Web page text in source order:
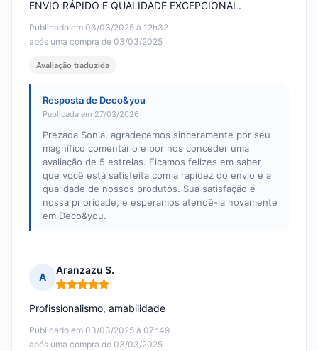
Publicado em 03/03/2025 à 12h32
após uma compra de 03/03/2025
ENVIO RÁPIDO E QUALIDADE EXCEPCIONAL.
Avaliação traduzida
Resposta de Deco&you
Publicada em 27/03/2026
Prezada Sonia, agradecemos sinceramente por seu
magnífico comentário e por nos conceder uma
avaliação de 5 estrelas. Ficamos felizes em saber
que você está satisfeita com a rapidez do envio e a
qualidade de nossos produtos. Sua satisfação é
nossa prioridade, e esperamos atendê-la novamente
em Deco&you.
A
Aranzazu S.
Nota: 5 em 5
Publicado em 03/03/2025 à 07h49
após uma compra de 03/03/2025
Profissionalismo, amabilidade